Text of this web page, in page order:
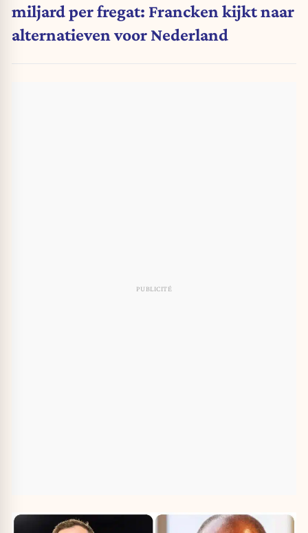
miljard per fregat: Francken kijkt naar
alternatieven voor Nederland